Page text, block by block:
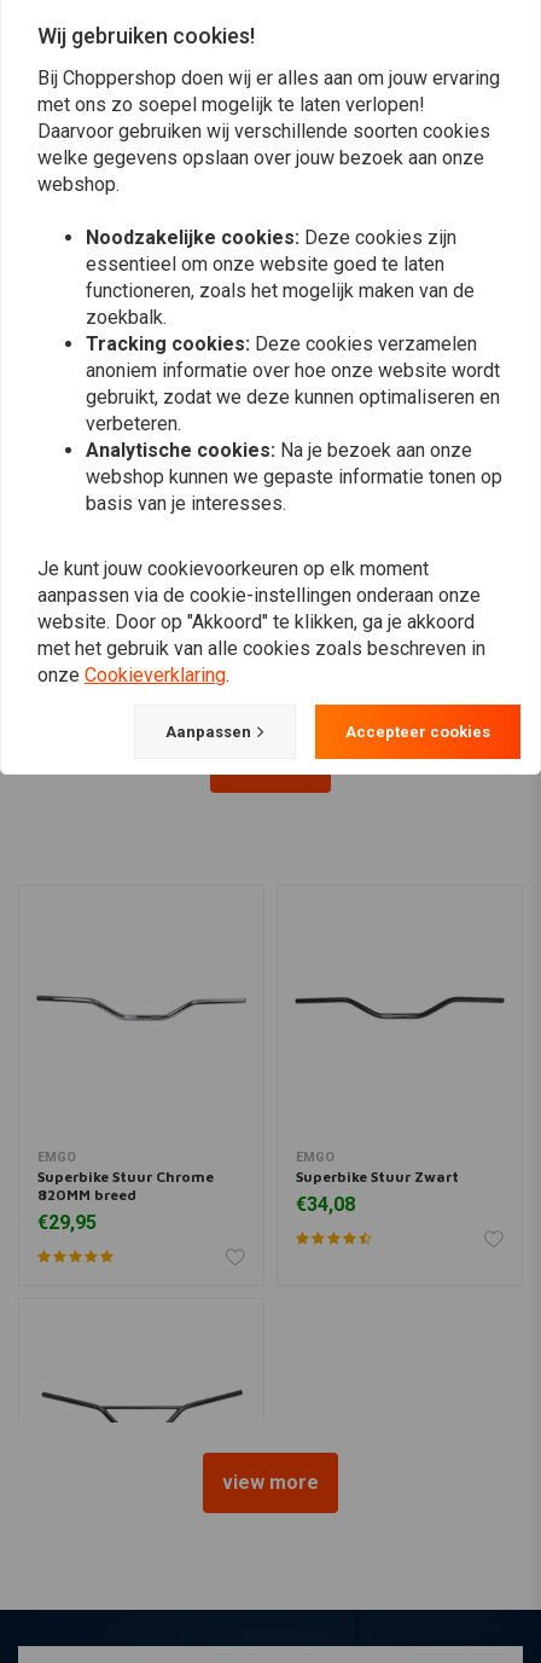
Plaats ook een review
Vergelijkbare producten
TRW
Aangepaste 22 mm
apehanger MCL137SC
€49,03
22MM Custom Stuur
€49,56
EMGO
Superbike Stuur Chrome
820MM breed
€29,95
EMGO
Superbike Stuur Zwart
€34,08
Motocross Stuur
view more
Wij gebruiken cookies!
Bij Choppershop doen wij er alles aan om jouw ervaring
met ons zo soepel mogelijk te laten verlopen!
Daarvoor gebruiken wij verschillende soorten cookies
welke gegevens opslaan over jouw bezoek aan onze
webshop.
Noodzakelijke cookies: Deze cookies zijn
essentieel om onze website goed te laten
functioneren, zoals het mogelijk maken van de
zoekbalk.
Tracking cookies: Deze cookies verzamelen
anoniem informatie over hoe onze website wordt
gebruikt, zodat we deze kunnen optimaliseren en
verbeteren.
Analytische cookies: Na je bezoek aan onze
webshop kunnen we gepaste informatie tonen op
basis van je interesses.
Je kunt jouw cookievoorkeuren op elk moment
aanpassen via de cookie-instellingen onderaan onze
website. Door op "Akkoord" te klikken, ga je akkoord
met het gebruik van alle cookies zoals beschreven in
onze Cookieverklaring.
Aanpassen Accepteer cookies